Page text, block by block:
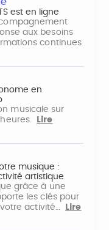
est en ligne
aux besoins
continues
en
musicale sur
Lire
musique :
artistique
grâce à une
les clés pour
activité…
Lire